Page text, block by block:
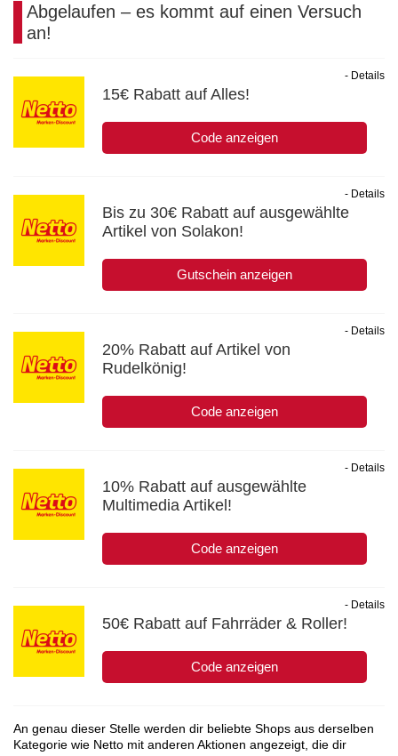
Abgelaufen – es kommt auf einen Versuch
an!
15€ Rabatt auf Alles!
Code anzeigen
- Details
Bis zu 30€ Rabatt auf ausgewählte
Artikel von Solakon!
Gutschein anzeigen
- Details
20% Rabatt auf Artikel von
Rudelkönig!
Code anzeigen
- Details
10% Rabatt auf ausgewählte
Multimedia Artikel!
Code anzeigen
- Details
50€ Rabatt auf Fahrräder & Roller!
Code anzeigen
- Details
An genau dieser Stelle werden dir beliebte Shops aus derselben
Kategorie wie Netto mit anderen Aktionen angezeigt, die dir